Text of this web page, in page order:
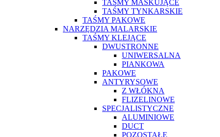
TAŚMY MASKUJĄCE
TAŚMY TYNKARSKIE
TAŚMY PAKOWE
NARZĘDZIA MALARSKIE
TAŚMY KLEJĄCE
DWUSTRONNE
UNIWERSALNA
PIANKOWA
PAKOWE
ANTYRYSOWE
Z WŁÓKNA
FLIZELINOWE
SPECJALISTYCZNE
ALUMINIOWE
DUCT
POZOSTAŁE